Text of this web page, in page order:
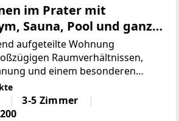
im Prater mit
Sauna, Pool und ganz
aufgeteilte Wohnung
Raumverhältnissen,
und einem besonderen
und Funktionalität ideal
der einladende
3-5 Zimmer